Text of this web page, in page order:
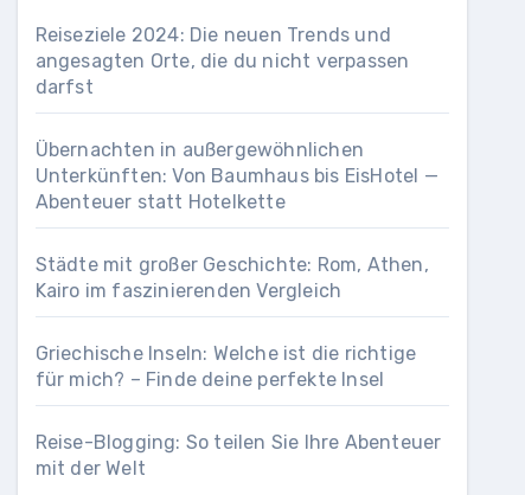
Reiseziele 2024: Die neuen Trends und
angesagten Orte, die du nicht verpassen
darfst
Übernachten in außergewöhnlichen
Unterkünften: Von Baumhaus bis EisHotel —
Abenteuer statt Hotelkette
Städte mit großer Geschichte: Rom, Athen,
Kairo im faszinierenden Vergleich
Griechische Inseln: Welche ist die richtige
für mich? – Finde deine perfekte Insel
Reise-Blogging: So teilen Sie Ihre Abenteuer
mit der Welt